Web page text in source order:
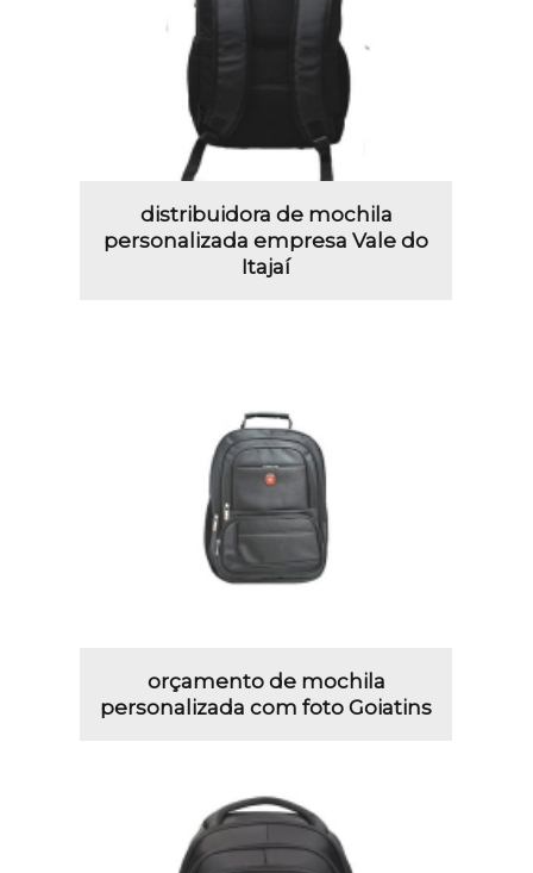
distribuidora de mochila
personalizada empresa Vale do
Itajaí
orçamento de mochila
personalizada com foto Goiatins